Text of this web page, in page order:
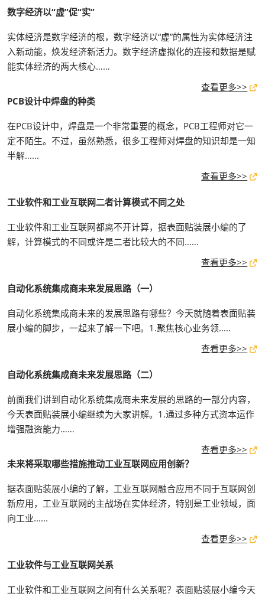
数字经济以“虚”促“实”
实体经济是数字经济的根，数字经济以“虚”的属性为实体经济注
入新动能，焕发经济新活力。数字经济虚拟化的连接和数据是赋
能实体经济的两大核心……
查看更多>>
PCB设计中焊盘的种类
在PCB设计中，焊盘是一个非常重要的概念，PCB工程师对它一
定不陌生。不过，虽然熟悉，很多工程师对焊盘的知识却是一知
半解......
查看更多>>
工业软件和工业互联网二者计算模式不同之处
工业软件和工业互联网都离不开计算，据表面贴装展小编的了
解，计算模式的不同或许是二者比较大的不同......
查看更多>>
自动化系统集成商未来发展思路（一）
自动化系统集成商未来的发展思路有哪些？今天就随着表面贴装
展小编的脚步，一起来了解一下吧。1.聚焦核心业务领.....
查看更多>>
自动化系统集成商未来发展思路（二）
前面我们讲到自动化系统集成商未来发展的思路的一部分内容，
今天表面贴装展小编继续为大家讲解。1.通过多种方式资本运作
增强融资能力……
查看更多>>
未来将采取哪些措施推动工业互联网应用创新？
据表面贴装展小编的了解，工业互联网融合应用不同于互联网创
新应用，工业互联网的主战场在实体经济，特别是工业领域，面
向工业......
查看更多>>
工业软件与工业互联网关系
工业软件和工业互联网之间有什么关系呢？表面贴装展小编今天